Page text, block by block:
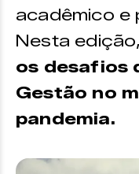
acadêmico e
Nesta
os desafios
Gestão no
pandemia.